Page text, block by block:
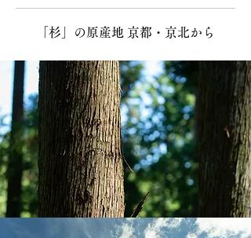
「杉」の原産地 京都・京北から